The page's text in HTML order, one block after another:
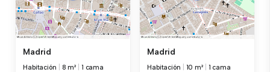
Madrid
Habitación 8 m² 1 cama
Madrid
Habitación 10 m² 1 cama